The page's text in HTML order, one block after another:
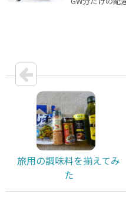
旅用の調味料を揃えてみ
た